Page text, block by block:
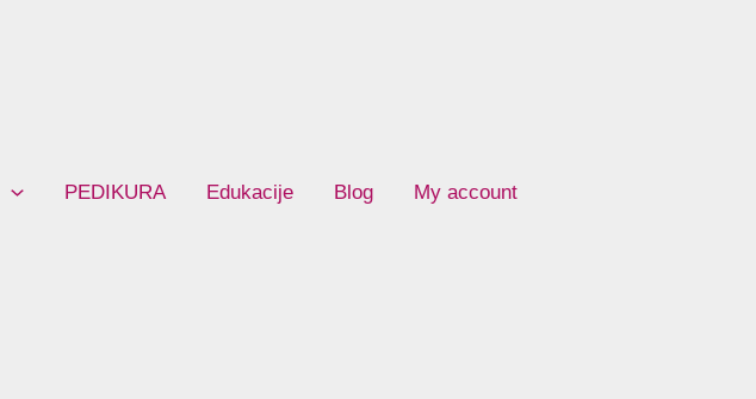
PEDIKURA Edukacije Blog My account